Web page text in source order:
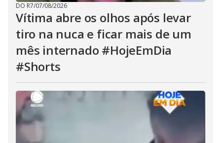
DO R7/07/08/2026
Vítima abre os olhos após levar
tiro na nuca e ficar mais de um
mês internado #HojeEmDia
#Shorts